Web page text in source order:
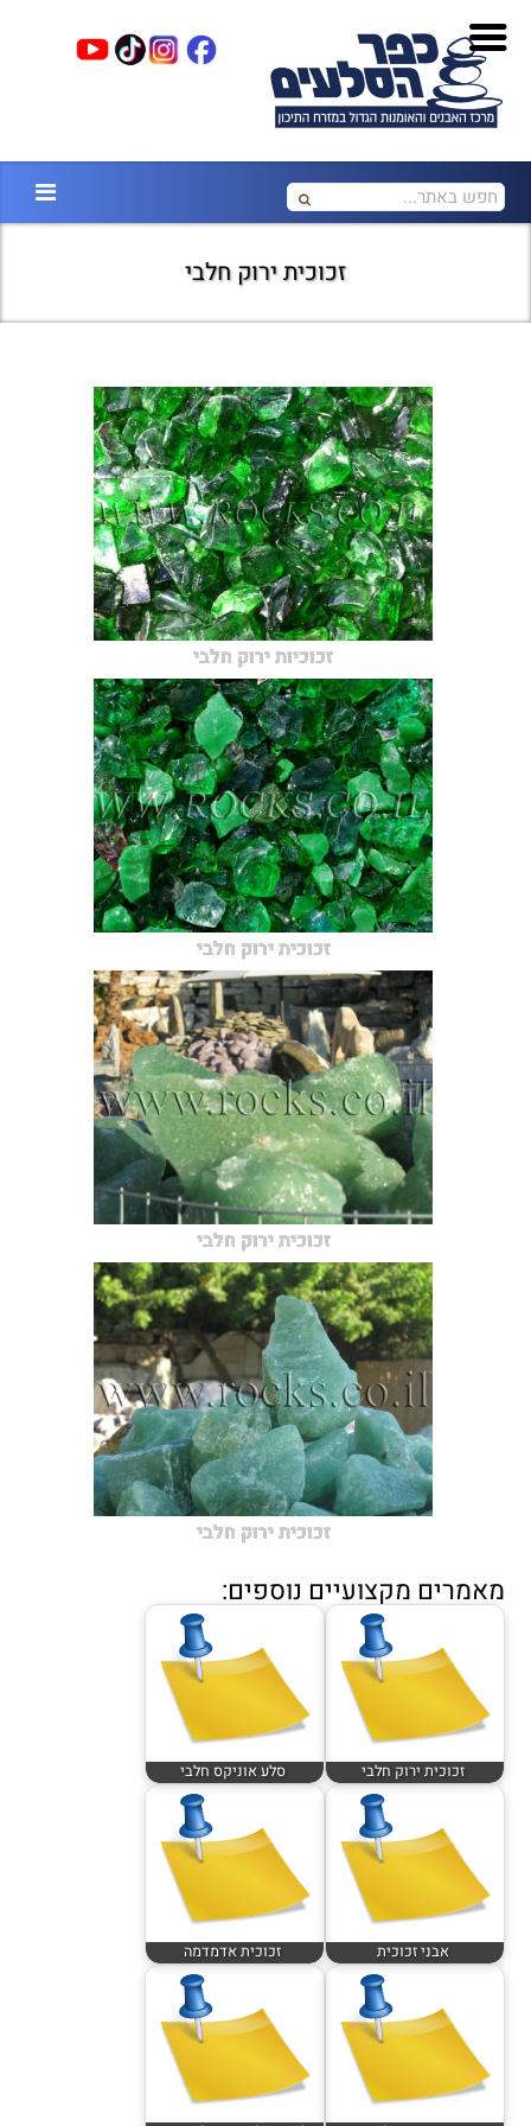
זכוכית ירוק חלבי
זכוכיות ירוק חלבי
זכוכית ירוק חלבי
זכוכית ירוק חלבי
זכוכית ירוק חלבי
מאמרים מקצועיים נוספים:
זכוכית ירוק חלבי סלע אוניקס חלבי
אבני זכוכית זכוכית אדמדמה